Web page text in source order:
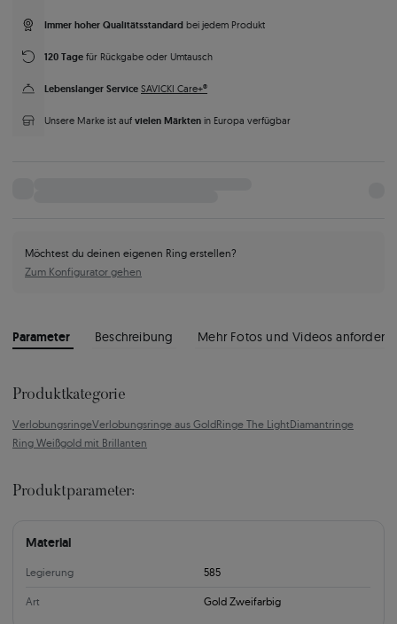
Immer hoher Qualitätsstandard bei jedem Produkt
120 Tage für Rückgabe oder Umtausch
Lebenslanger Service SAVICKI Care+®
Unsere Marke ist auf vielen Märkten in Europa verfügbar
Möchtest du deinen eigenen Ring erstellen?
Zum Konfigurator gehen
Parameter Beschreibung Mehr Fotos und Videos anfordern
Produktkategorie
VerlobungsringeVerlobungsringe aus GoldRinge The LightDiamantringe
Ring Weißgold mit Brillanten
Produktparameter:
Material
Legierung 585
Art Gold Zweifarbig